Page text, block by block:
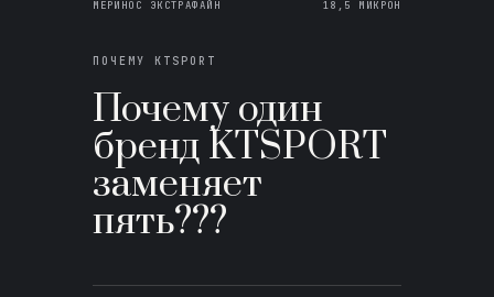
МЕРИНОС ЭКСТРАФАЙН 18,5 МИКРОН
ПОЧЕМУ KTSPORT
Почему один
бренд KTSPORT
заменяет
пять???